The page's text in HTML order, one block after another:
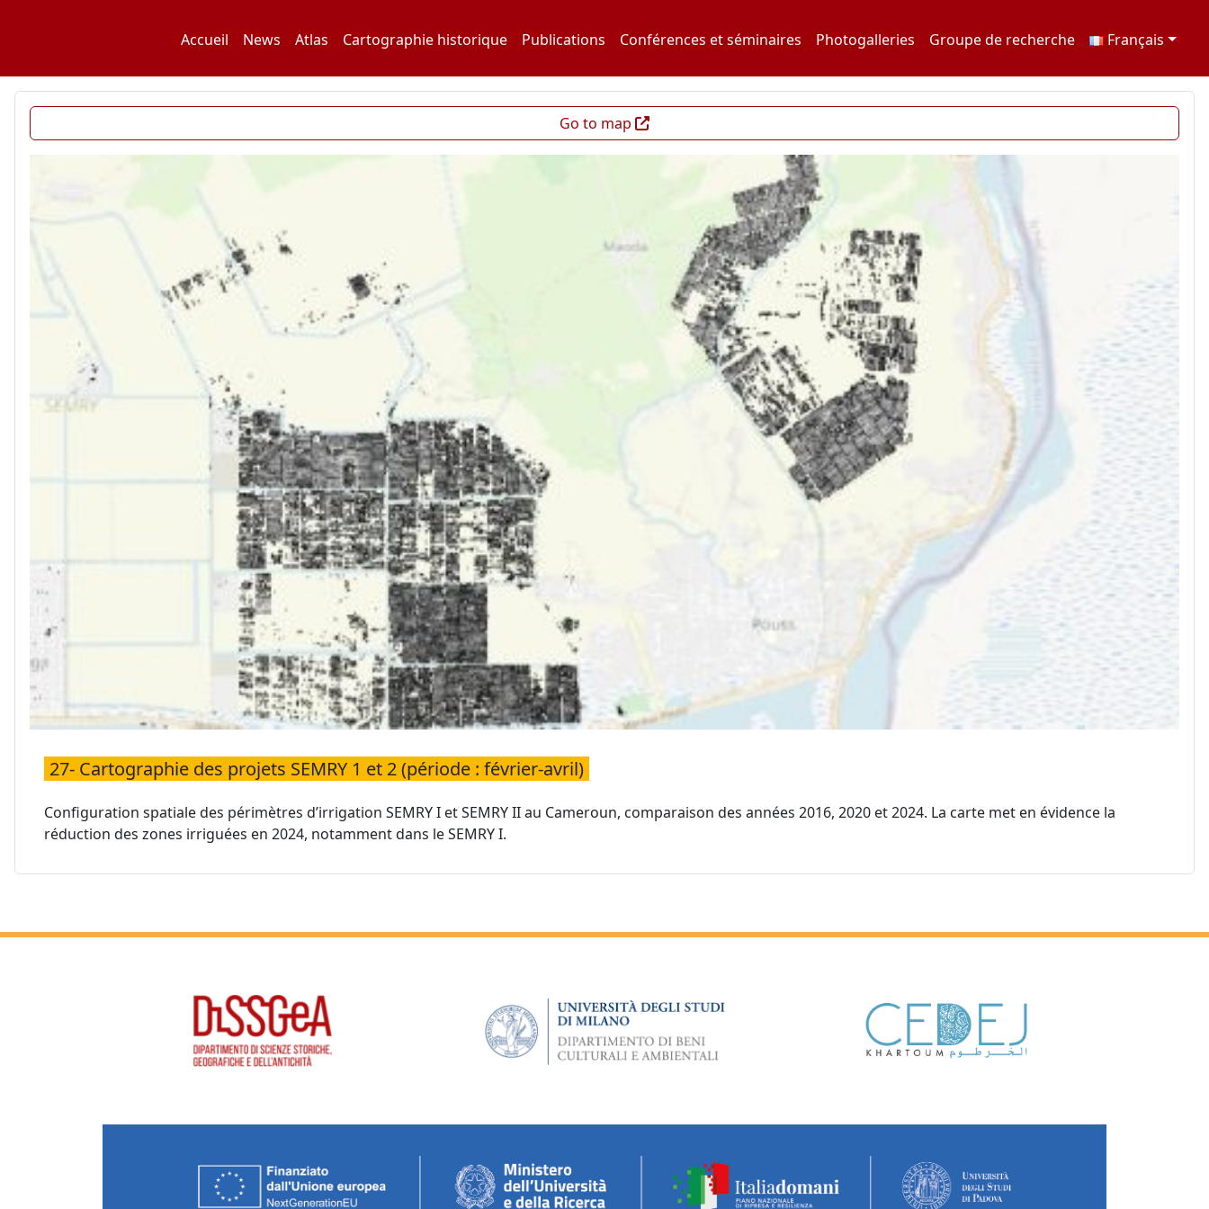
Accueil News Atlas Cartographie historique Publications Conférences et séminaires Photogalleries Groupe de recherche Français
Go to map
27- Cartographie des projets SEMRY 1 et 2 (période : février-avril)
Configuration spatiale des périmètres d’irrigation SEMRY I et SEMRY II au Cameroun, comparaison des années 2016, 2020 et 2024. La carte met en évidence la
réduction des zones irriguées en 2024, notamment dans le SEMRY I.